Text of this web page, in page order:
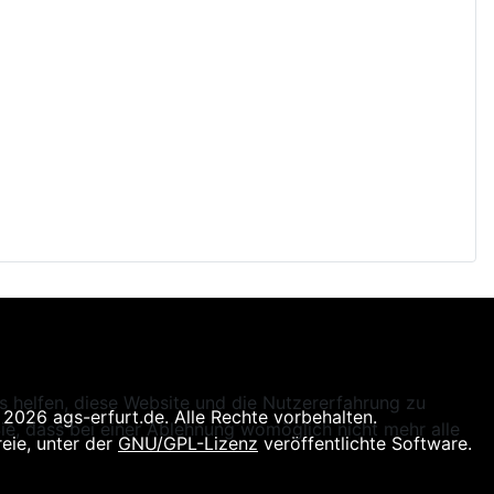
ags-erfurt.de. Alle Rechte vorbehalten.
unter der GNU/GPL-Lizenz veröffentlichte Software.
helfen, diese Website und die Nutzererfahrung zu
dass bei einer Ablehnung womöglich nicht mehr alle